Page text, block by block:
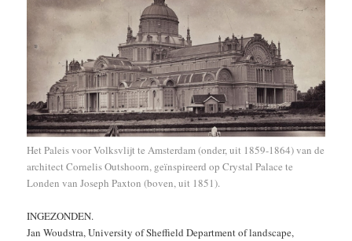
Het Paleis voor Volksvlijt te Amsterdam (onder, uit 1859-1864) van de
architect Cornelis Outshoorn, geïnspireerd op Crystal Palace te
Londen van Joseph Paxton (boven, uit 1851).
INGEZONDEN.
Jan Woudstra, University of Sheffield Department of landscape,